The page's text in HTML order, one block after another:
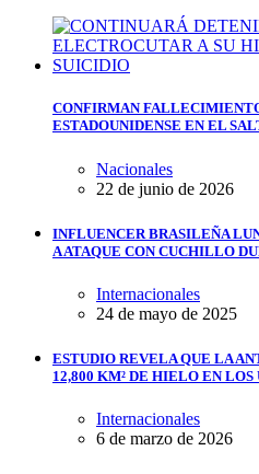
CONFIRMAN
ESTADOUNIDENSE EN EL
Nacionales
22 de junio de 2026
INFLUENCER BRASILEÑA
A ATAQUE CON CUCHILLO
Internacionales
24 de mayo de 2025
ESTUDIO REVELA QUE LA
12,800 KM² DE HIELO EN LOS
Internacionales
6 de marzo de 2026